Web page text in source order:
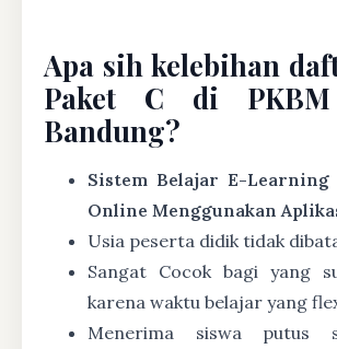
Apa sih kelebihan
Paket C di PKBM
Bandung?
Sistem Belajar E-Learning
Online Menggunakan
Usia peserta didik tidak
Sangat Cocok bagi yang
karena waktu belajar yang
Menerima siswa putus